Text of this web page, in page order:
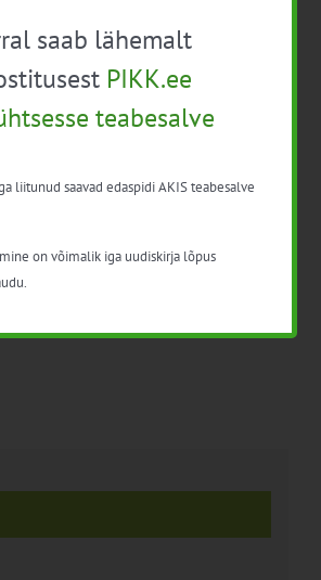
Facebook
X LinkedInEmail
tegevuse alustamine
saab lähemalt
PIKK.ee
teabesalve
liitunud saavad edaspidi AKIS teabesalve
on võimalik iga uudiskirja lõpus